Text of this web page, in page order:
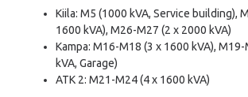
Kiila: M5 (1000 kVA, Service building),
1600 kVA), M26-M27 (2 x 2000 kVA)
Kampa: M16-M18 (3 x 1600 kVA),
kVA, Garage)
ATK 2: M21-M24 (4 x 1600 kVA)